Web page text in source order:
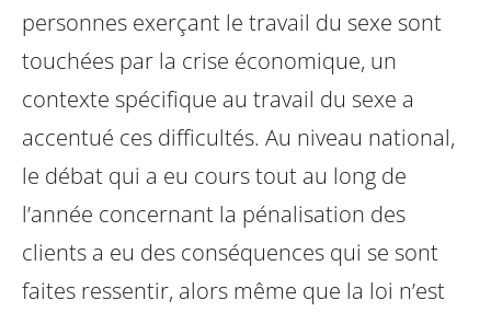
personnes exerçant le travail du sexe sont
touchées par la crise économique, un
contexte spécifique au travail du sexe a
accentué ces difficultés. Au niveau national,
le débat qui a eu cours tout au long de
l’année concernant la pénalisation des
clients a eu des conséquences qui se sont
faites ressentir, alors même que la loi n’est